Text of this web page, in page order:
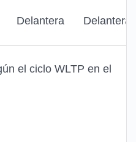
Delantera Delantera
el ciclo WLTP en el